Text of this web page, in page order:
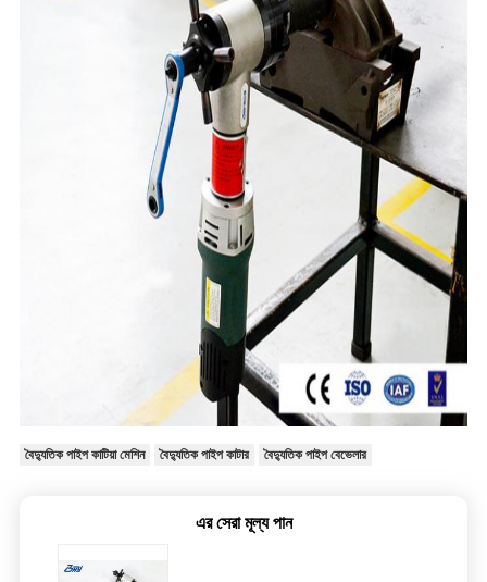
বৈদ্যুতিক পাইপ কাটিয়া মেশিন বৈদ্যুতিক পাইপ কাটার বৈদ্যুতিক পাইপ বেভেলার
এর সেরা মূল্য পান